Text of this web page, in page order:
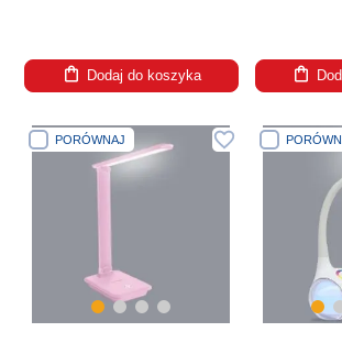
Dodaj do koszyka
PORÓWNAJ